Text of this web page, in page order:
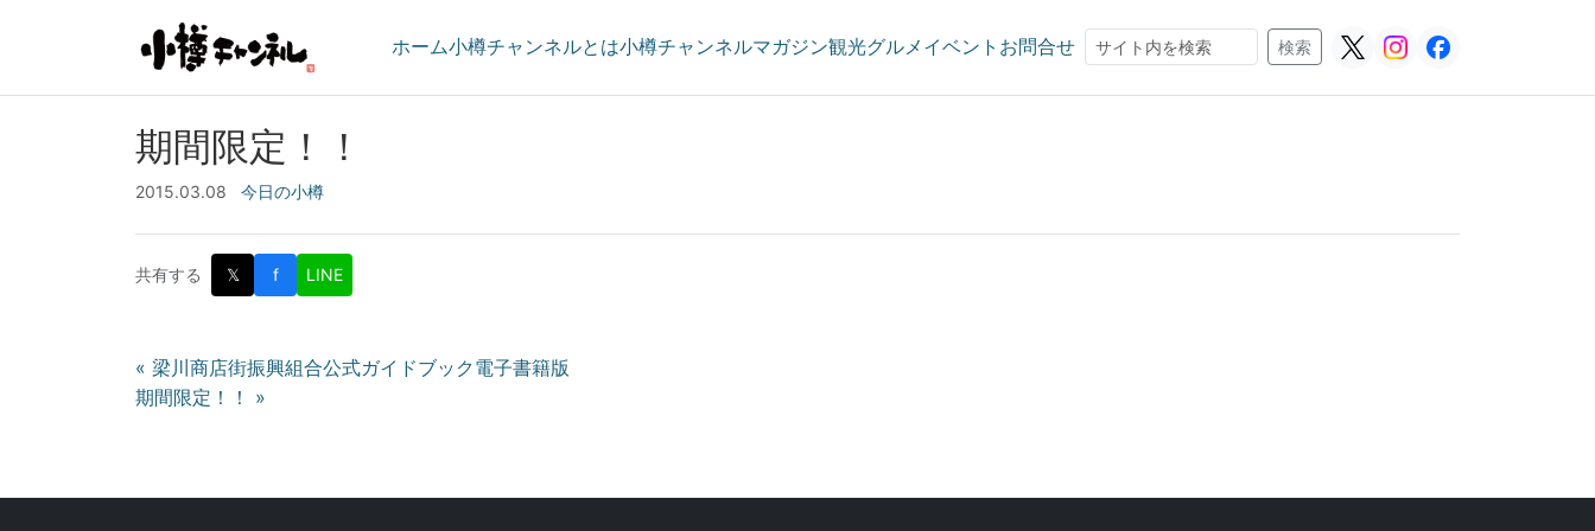
ホーム小樽チャンネルとは小樽チャンネルマガジン観光グルメ イベント お問合せ
検索
検索
期間限定！！
2015.03.08 今日の小樽
共有する 𝕏 f LINE
投
稿
ビ
« 梁川商店街振興組合公式ガイドブック電子書籍版
期間限定！！ »